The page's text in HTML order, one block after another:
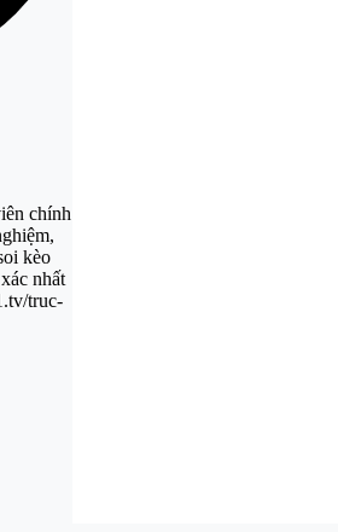
chính
kèo
nhất
truc-